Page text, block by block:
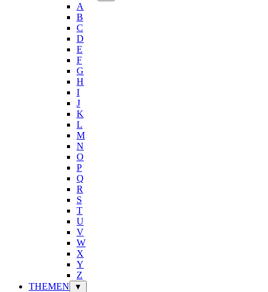
A
B
C
D
E
F
G
H
I
J
K
L
M
N
O
P
Q
R
S
T
U
V
W
X
Y
Z
THEMEN
▼